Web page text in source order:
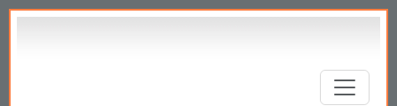
Перейти к основному содержанию